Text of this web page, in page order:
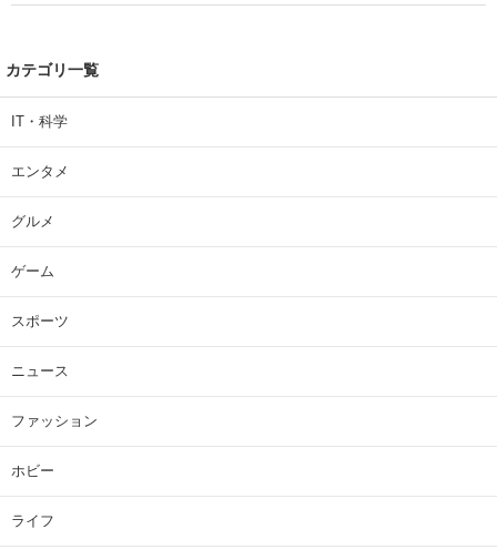
カテゴリ一覧
IT・科学
エンタメ
グルメ
ゲーム
スポーツ
ニュース
ファッション
ホビー
ライフ